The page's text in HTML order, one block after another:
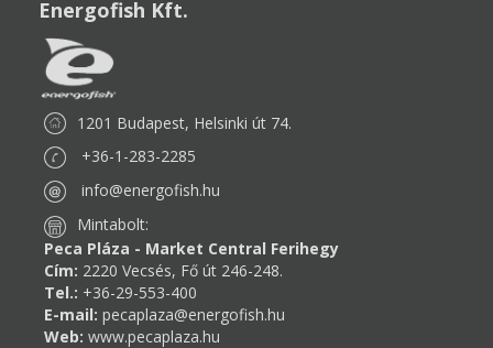
Energofish Kft.
1201 Budapest, Helsinki út 74.
+36-1-283-2285
info@energofish.hu
Mintabolt:
Peca Pláza - Market Central Ferihegy
Cím: 2220 Vecsés, Fő út 246-248.
Tel.: +36-29-553-400
E-mail: pecaplaza@energofish.hu
Web: www.pecaplaza.hu